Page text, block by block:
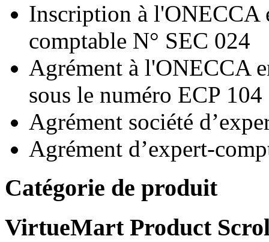
Inscription à l'ONECCA
comptable N° SEC 024
Agrément à l'ONECCA
sous le numéro ECP 104
Agrément société
Agrément d’expert-
Catégorie de produit
VirtueMart Product